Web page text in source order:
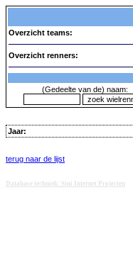
Overzicht teams:
Overzicht renners:
(Gedeelte van de) naam:
Jaar:
terug naar de lijst
Database techniek: Sini Internet Projecten